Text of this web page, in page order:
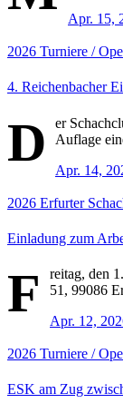
Apr. 15,
2026 Turniere /
4. Reichenbacher
D
er
Auflage
Apr. 14,
2026 Erfurter
Einladung zum
F
reitag, den
51, 99086
Apr. 12,
2026 Turniere /
ESK am Zug